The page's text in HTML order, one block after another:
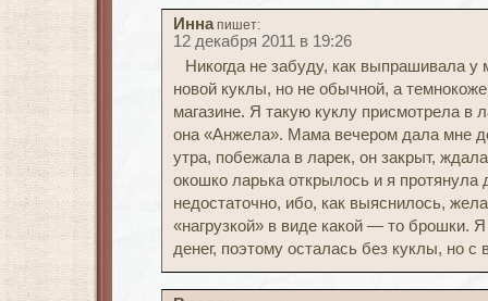
Инна пишет:
12 декабря 2011 в 19:26
Никогда не забуду, как выпрашивала у
новой куклы, но не обычной, а
магазине. Я такую куклу присмотрела в
она «Анжела». Мама вечером дала мне
утра, побежала в ларек, он закрыт,
окошко ларька открылось и я протянула
недостаточно, ибо, как выяснилось,
«нагрузкой» в виде какой — то брошки.
денег, поэтому осталась без куклы, но с